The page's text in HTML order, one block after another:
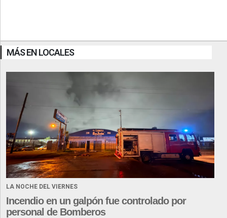
MÁS EN LOCALES
LA NOCHE DEL VIERNES
Incendio en un galpón fue controlado por
personal de Bomberos